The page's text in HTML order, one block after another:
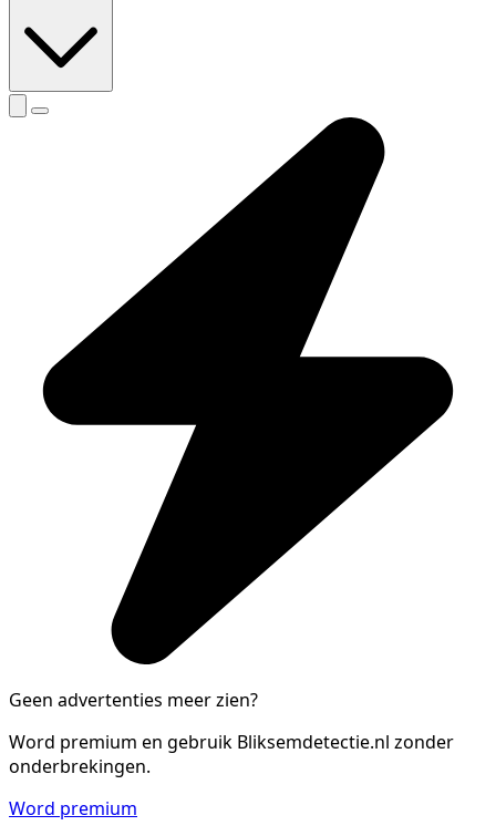
Geen advertenties meer zien?
Word premium en gebruik Bliksemdetectie.nl zonder
onderbrekingen.
Word premium